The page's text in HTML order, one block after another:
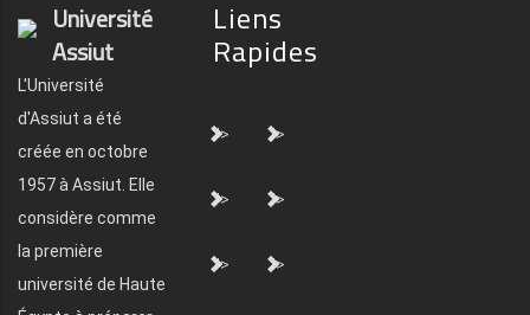
Université
Assiut
L'Université
d'Assiut a été
créée en octobre
1957 à Assiut. Elle
considère comme
la première
université de Haute
Liens
Rapides
"> ">
"> ">
"> ">